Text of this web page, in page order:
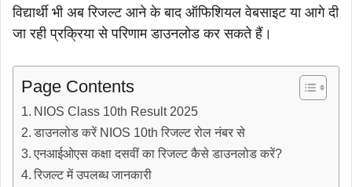
विद्यार्थी भी अब रिजल्ट आने के बाद ऑफिशियल वेबसाइट या आगे दी
जा रही प्रक्रिया से परिणाम डाउनलोड कर सकते हैं।
Page Contents
NIOS Class 10th Result 2025
डाउनलोड करें NIOS 10th रिजल्ट रोल नंबर से
एनआईओएस कक्षा दसवीं का रिजल्ट कैसे डाउनलोड करें?
रिजल्ट में उपलब्ध जानकारी